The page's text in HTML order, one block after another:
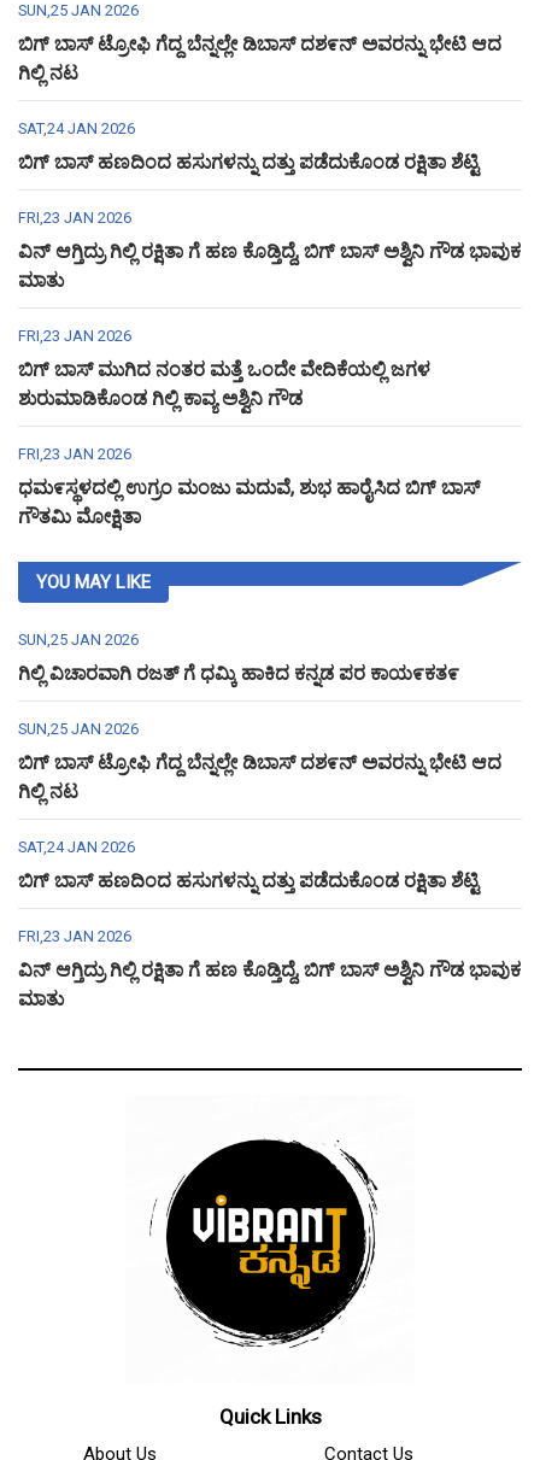
SUN,25 JAN 2026
ಬಿಗ್ ಬಾಸ್ ಟ್ರೋಫಿ ಗೆದ್ದ ಬೆನ್ನಲ್ಲೇ ಡಿಬಾಸ್ ದಶ೯ನ್ ಅವರನ್ನು ಭೇಟಿ ಆದ
ಗಿಲ್ಲಿ ನಟ
SAT,24 JAN 2026
ಬಿಗ್ ಬಾಸ್ ಹಣದಿಂದ ಹಸುಗಳನ್ನು ದತ್ತು ಪಡೆದುಕೊಂಡ ರಕ್ಷಿತಾ ಶೆಟ್ಟಿ
FRI,23 JAN 2026
ವಿನ್ ಆಗ್ತಿದ್ರು ಗಿಲ್ಲಿ ರಕ್ಷಿತಾ ಗೆ ಹಣ ಕೊಡ್ತಿದ್ದೆ, ಬಿಗ್ ಬಾಸ್ ಅಶ್ವಿನಿ ಗೌಡ ಭಾವುಕ
ಮಾತು
FRI,23 JAN 2026
ಬಿಗ್ ಬಾಸ್ ಮುಗಿದ ನಂತರ ಮತ್ತೆ ಒಂದೇ ವೇದಿಕೆಯಲ್ಲಿ ಜಗಳ
ಶುರುಮಾಡಿಕೊಂಡ ಗಿಲ್ಲಿ ಕಾವ್ಯ ಅಶ್ವಿನಿ ಗೌಡ
FRI,23 JAN 2026
ಧಮ೯ಸ್ಥಳದಲ್ಲಿ ಉಗ್ರಂ ಮಂಜು ಮದುವೆ, ಶುಭ ಹಾರೈಸಿದ ಬಿಗ್ ಬಾಸ್
ಗೌತಮಿ ಮೋಕ್ಷಿತಾ
YOU MAY LIKE
SUN,25 JAN 2026
ಗಿಲ್ಲಿ ವಿಚಾರವಾಗಿ ರಜತ್ ಗೆ ಧಮ್ಕಿ ಹಾಕಿದ ಕನ್ನಡ ಪರ ಕಾಯ೯ಕತ೯
SUN,25 JAN 2026
ಬಿಗ್ ಬಾಸ್ ಟ್ರೋಫಿ ಗೆದ್ದ ಬೆನ್ನಲ್ಲೇ ಡಿಬಾಸ್ ದಶ೯ನ್ ಅವರನ್ನು ಭೇಟಿ ಆದ
ಗಿಲ್ಲಿ ನಟ
SAT,24 JAN 2026
ಬಿಗ್ ಬಾಸ್ ಹಣದಿಂದ ಹಸುಗಳನ್ನು ದತ್ತು ಪಡೆದುಕೊಂಡ ರಕ್ಷಿತಾ ಶೆಟ್ಟಿ
FRI,23 JAN 2026
ವಿನ್ ಆಗ್ತಿದ್ರು ಗಿಲ್ಲಿ ರಕ್ಷಿತಾ ಗೆ ಹಣ ಕೊಡ್ತಿದ್ದೆ, ಬಿಗ್ ಬಾಸ್ ಅಶ್ವಿನಿ ಗೌಡ ಭಾವುಕ
ಮಾತು
Quick Links
About Us Contact Us